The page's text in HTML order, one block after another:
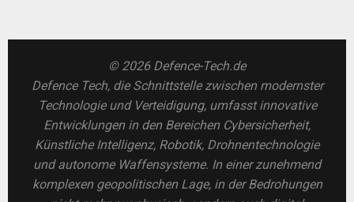
© 2026 Defence-Tech.de
Defence Tech, die Schnittstelle zwischen modernster
Technologie und Verteidigung, umfasst innovative
Entwicklungen in den Bereichen Cybersicherheit,
Künstliche Intelligenz, Robotik, Drohnentechnologie
und autonome Waffensysteme. In einer zunehmend
komplexen geopolitischen Lage, in der Bedrohungen